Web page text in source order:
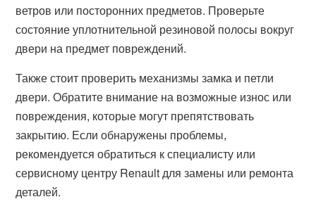
ветров или посторонних предметов. Проверьте
состояние уплотнительной резиновой полосы вокруг
двери на предмет повреждений.
Также стоит проверить механизмы замка и петли
двери. Обратите внимание на возможные износ или
повреждения, которые могут препятствовать
закрытию. Если обнаружены проблемы,
рекомендуется обратиться к специалисту или
сервисному центру Renault для замены или ремонта
деталей.